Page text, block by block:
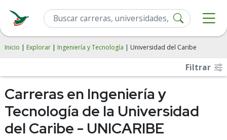
Inicio | Explorar | Ingeniería y Tecnología | Universidad del Caribe
Filtrar
Carreras en Ingeniería y
Tecnología de la Universidad
del Caribe - UNICARIBE